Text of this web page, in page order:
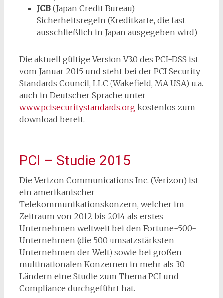
JCB(Japan Credit Bureau)
Sicherheitsregeln (Kreditkarte, die fast
ausschließlich in Japan ausgegeben wird)
Die aktuell gültige Version V3.0 des PCI-DSS ist
vom Januar 2015 und steht bei der PCI Security
Standards Council, LLC (Wakefield, MA USA) u.a.
auch in Deutscher Sprache unter
www.pcisecuritystandards.orgkostenlos zum
download bereit.
PCI – Studie 2015
Die Verizon Communications Inc. (Verizon) ist
ein amerikanischer
Telekommunikationskonzern, welcher im
Zeitraum von 2012 bis 2014 als erstes
Unternehmen weltweit bei den Fortune-500-
Unternehmen (die 500 umsatzstärksten
Unternehmen der Welt) sowie bei großen
multinationalen Konzernen in mehr als 30
Ländern eine Studie zum Thema PCI und
Compliance durchgeführt hat.